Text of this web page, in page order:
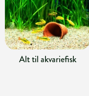
Alt til akvariefisk